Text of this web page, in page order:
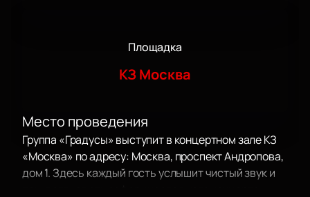
Площадка
КЗ Москва
Место проведения
Группа «Градусы» выступит в концертном зале КЗ
«Москва» по адресу: Москва, проспект Андропова,
дом 1. Здесь каждый гость услышит чистый звук и